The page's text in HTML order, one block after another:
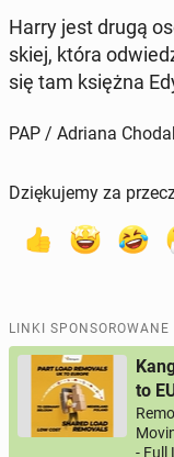
Harry jest drugą
skiej, która
się tam księżna
PAP / Adriana
Dziękujemy za
LINKI SPONSOROWANE
to
- Full